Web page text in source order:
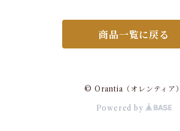
商品一覧に戻る
© Orantia（オレンティア）
Powered by